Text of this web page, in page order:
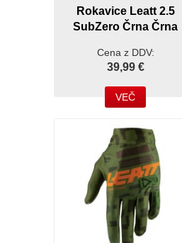
Rokavice Leatt 2.5
SubZero Črna Črna
Cena z DDV:
39,99 €
VEČ